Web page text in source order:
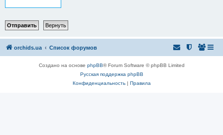
orchids.ua Список форумов
Создано на основе phpBB® Forum Software © phpBB Limited
Русская поддержка phpBB
Конфиденциальность| Правила